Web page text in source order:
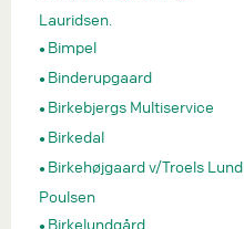
Lauridsen.
Bimpel
Binderupgaard
Birkebjergs Multiservice
Birkedal
Birkehøjgaard v/Troels Lund
Poulsen
Birkelundgård